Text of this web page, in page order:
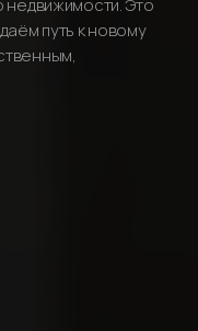
недвижимости. Это
путь к новому